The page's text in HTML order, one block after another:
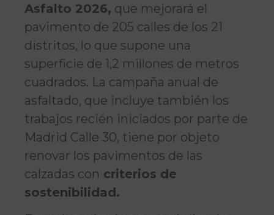
Asfalto 2026, que mejorará el
pavimento de 205 calles de los 21
distritos, lo que supone una
superficie de 1,2 millones de metros
cuadrados. La campaña anual de
asfaltado, que incluye también los
trabajos recién iniciados por parte de
Madrid Calle 30, tiene por objeto
renovar los pavimentos de las
calzadas con criterios de
sostenibilidad.